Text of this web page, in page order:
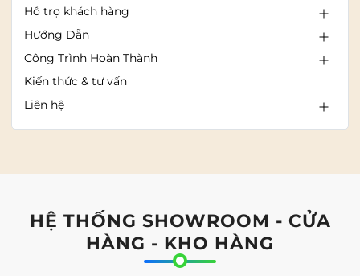
Hỗ trợ khách hàng
Hướng Dẫn
Công Trình Hoàn Thành
Kiến thức & tư vấn
Liên hệ
HỆ THỐNG SHOWROOM - CỬA
HÀNG - KHO HÀNG